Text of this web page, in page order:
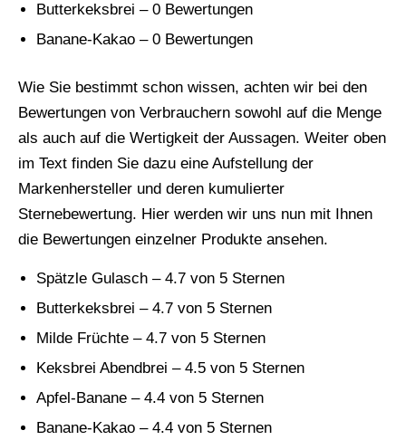
Butterkeksbrei – 0 Bewertungen
Banane-Kakao – 0 Bewertungen
Wie Sie bestimmt schon wissen, achten wir bei den
Bewertungen von Verbrauchern sowohl auf die Menge
als auch auf die Wertigkeit der Aussagen. Weiter oben
im Text finden Sie dazu eine Aufstellung der
Markenhersteller und deren kumulierter
Sternebewertung. Hier werden wir uns nun mit Ihnen
die Bewertungen einzelner Produkte ansehen.
Spätzle Gulasch – 4.7 von 5 Sternen
Butterkeksbrei – 4.7 von 5 Sternen
Milde Früchte – 4.7 von 5 Sternen
Keksbrei Abendbrei – 4.5 von 5 Sternen
Apfel-Banane – 4.4 von 5 Sternen
Banane-Kakao – 4.4 von 5 Sternen